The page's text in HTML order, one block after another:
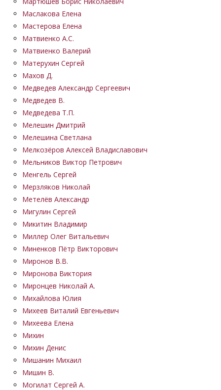
Маслакова Елена
Мастерова Елена
Матвиенко А.С.
Матвиенко Валерий
Матерухин Сергей
Махов Д.
Медведев Александр Сергеевич
Медведев В.
Медведева Т.П.
Мелешин Дмитрий
Мелешина Светлана
Мелкозёров Алексей Владиславович
Мельников Виктор Петрович
Менгель Сергей
Мерзляков Николай
Метелёв Александр
Мигулин Сергей
Микитин Владимир
Миллер Олег Витальевич
Миненков Пётр Викторович
Миронов В.В.
Миронова Виктория
Миронцев Николай А.
Михайлова Юлия
Михеев Виталий Евгеньевич
Михеева Елена
Михин
Михин Денис
Мишанин Михаил
Мишин В.
Могилат Сергей А.